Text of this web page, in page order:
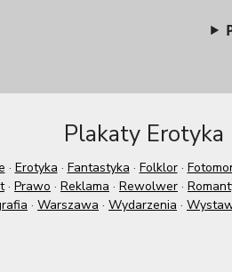
Plakaty Erotyka
· Erotyka · Fantastyka · Folklor·
· Prawo · Reklama · Rewolwer ·
· Warszawa · Wydarzenia ·